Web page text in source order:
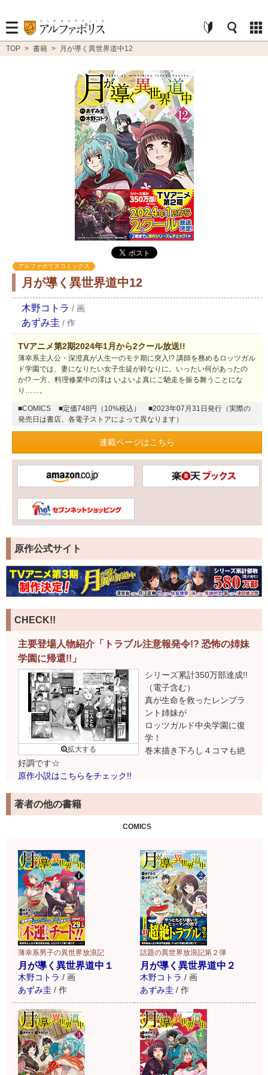
TOP > 書籍 > 月が導く異世界道中12
アルファポリスコミックス
月が導く異世界道中12
木野コトラ / 画
あずみ圭 / 作
TVアニメ第2期2024年1月から2クール放送!!
薄幸系主人公・深澄真が人生一のモテ期に突入!? 講師を務めるロッツガル
ド学園では、妻になりたい女子生徒が鈴なりに。いったい何があったの
か!? 一方、料理修業中の澪は いよいよ真にご馳走を振る舞うことにな
り……。
■COMICS ■定価748円（10%税込）
■2023年07月31日発行（実際の
発売日は書店、各電子ストアによって異なります）
連載ページはこちら
原作公式サイト
CHECK!!
主要登場人物紹介「トラブル注意報発令!? 恐怖の姉妹
学園に帰還!!」
シリーズ累計350万部達成!!
（電子含む）
真が生命を救ったレンブラ
ント姉妹が
ロッツガルド中央学園に復
学！
巻末描き下ろし４コマも絶
好調です☆
原作小説はこちらをチェック!!
POPイラスト
著者の他の書籍
COMICS
薄幸系男子の異世界放浪記
月が導く異世界道中１
木野コトラ / 画
あずみ圭 / 作
話題の異世界放浪記第２弾
月が導く異世界道中２
木野コトラ / 画
あずみ圭 / 作